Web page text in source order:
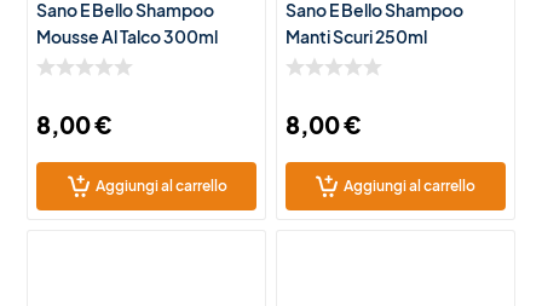
Sano E Bello Shampoo
Mousse Al Talco 300ml
8,00€
Aggiungi al carrello
Sano E Bello Shampoo
Manti Scuri 250ml
8,00€
Aggiungi al carrello